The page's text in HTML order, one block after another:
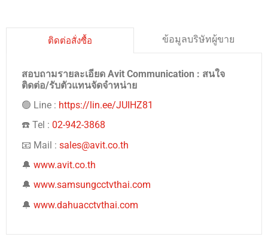
ติดต่อสั่งซื้อ ข้อมูลบริษัทผู้ขาย
สอบถามรายละเอียด Avit Communication : สนใจ
ติดต่อ/รับตัวแทนจัดจำหน่าย
🟢 Line : https://lin.ee/JUIHZ81
☎️ Tel : 02-942-3868
📧 Mail : sales@avit.co.th
🔔 www.avit.co.th
🔔 www.samsungcctvthai.com
🔔 www.dahuacctvthai.com